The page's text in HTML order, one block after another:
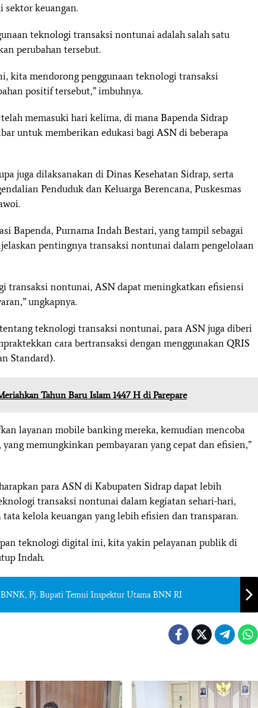
sektor keuangan.
teknologi transaksi nontunai adalah salah satu
perubahan tersebut.
kita mendorong penggunaan teknologi transaksi
positif tersebut,” imbuhnya.
memasuki hari kelima, di mana Bapenda Sidrap
untuk memberikan edukasi bagi ASN di beberapa
juga dilaksanakan di Dinas Kesehatan Sidrap, serta
Penduduk dan Keluarga Berencana, Puskesmas
Bapenda, Purnama Indah Bestari, yang tampil sebagai
pentingnya transaksi nontunai dalam pengelolaan
transaksi nontunai, ASN dapat meningkatkan efisiensi
ungkapnya.
teknologi transaksi nontunai, para ASN juga diberi
cara bertransaksi dengan menggunakan QRIS
Standard).
Tahun Baru Islam 1447 H di Parepare
layanan mobile banking mereka, kemudian mencoba
memungkinkan pembayaran yang cepat dan efisien,”
para ASN di Kabupaten Sidrap dapat lebih
transaksi nontunai dalam kegiatan sehari-hari,
kelola keuangan yang lebih efisien dan transparan.
teknologi digital ini, kita yakin pelayanan publik di
Indah.
BNNK, Pj. Bupati Temui Inspektur Utama BNN RI